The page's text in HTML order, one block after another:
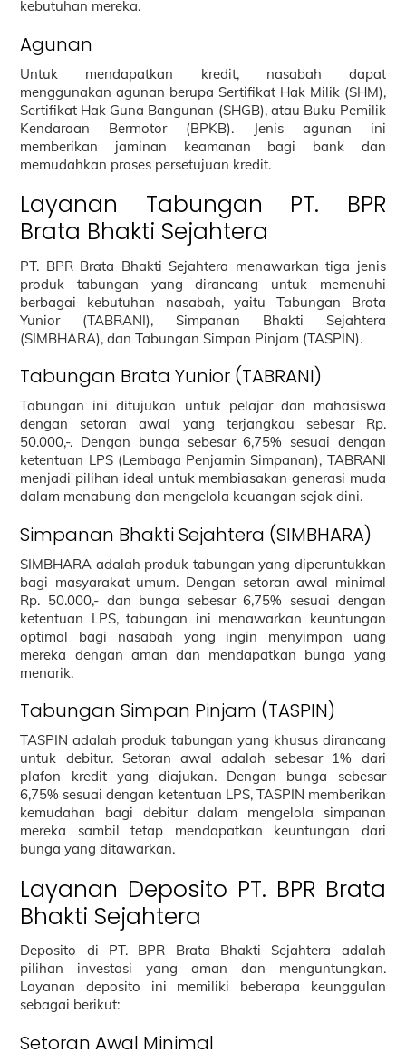
kebutuhan mereka.
Agunan
Untuk mendapatkan kredit, nasabah dapat
menggunakan agunan berupa Sertifikat Hak Milik (SHM),
Sertifikat Hak Guna Bangunan (SHGB), atau Buku Pemilik
Kendaraan Bermotor (BPKB). Jenis agunan ini
memberikan jaminan keamanan bagi bank dan
memudahkan proses persetujuan kredit.
Layanan Tabungan PT. BPR
Brata Bhakti Sejahtera
PT. BPR Brata Bhakti Sejahtera menawarkan tiga jenis
produk tabungan yang dirancang untuk memenuhi
berbagai kebutuhan nasabah, yaitu Tabungan Brata
Yunior (TABRANI), Simpanan Bhakti Sejahtera
(SIMBHARA), dan Tabungan Simpan Pinjam (TASPIN).
Tabungan Brata Yunior (TABRANI)
Tabungan ini ditujukan untuk pelajar dan mahasiswa
dengan setoran awal yang terjangkau sebesar Rp.
50.000,-. Dengan bunga sebesar 6,75% sesuai dengan
ketentuan LPS (Lembaga Penjamin Simpanan), TABRANI
menjadi pilihan ideal untuk membiasakan generasi muda
dalam menabung dan mengelola keuangan sejak dini.
Simpanan Bhakti Sejahtera (SIMBHARA)
SIMBHARA adalah produk tabungan yang diperuntukkan
bagi masyarakat umum. Dengan setoran awal minimal
Rp. 50.000,- dan bunga sebesar 6,75% sesuai dengan
ketentuan LPS, tabungan ini menawarkan keuntungan
optimal bagi nasabah yang ingin menyimpan uang
mereka dengan aman dan mendapatkan bunga yang
menarik.
Tabungan Simpan Pinjam (TASPIN)
TASPIN adalah produk tabungan yang khusus dirancang
untuk debitur. Setoran awal adalah sebesar 1% dari
plafon kredit yang diajukan. Dengan bunga sebesar
6,75% sesuai dengan ketentuan LPS, TASPIN memberikan
kemudahan bagi debitur dalam mengelola simpanan
mereka sambil tetap mendapatkan keuntungan dari
bunga yang ditawarkan.
Layanan Deposito PT. BPR Brata
Bhakti Sejahtera
Deposito di PT. BPR Brata Bhakti Sejahtera adalah
pilihan investasi yang aman dan menguntungkan.
Layanan deposito ini memiliki beberapa keunggulan
sebagai berikut:
Setoran Awal Minimal